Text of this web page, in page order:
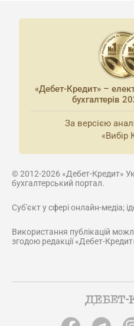
«Дебет-Кредит» –
бухгалтерів
За версією
«Вибір
© 2012-2026 «Дебет-Кредит»
бухгалтерський портал.
Суб'єкт у сфері онлайн-медіа;
Використання публікацій
згодою редакції «Дебет-